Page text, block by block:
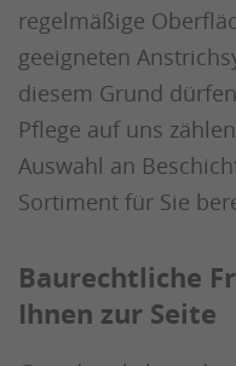
regelmäßige
geeigneten
diesem Grund
Pflege auf uns
Auswahl an
Sortiment für Sie
Baurechtliche
Ihnen zur Seite